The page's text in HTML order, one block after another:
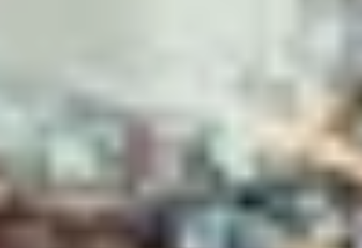
Weingüter & Weinprobe Jura
Weingüter & Weinprobe Languedoc Roussillon
Rumbrennereien & Destillerien Martinique
Destillerien & Weinkeller Poitou Charentes
Weingüter & Weinprobe Provence